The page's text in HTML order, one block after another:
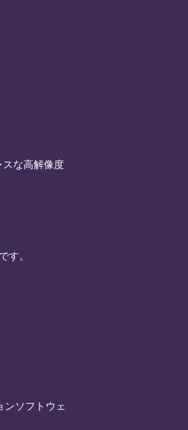
スな高解像度
す。
ンソフトウェ